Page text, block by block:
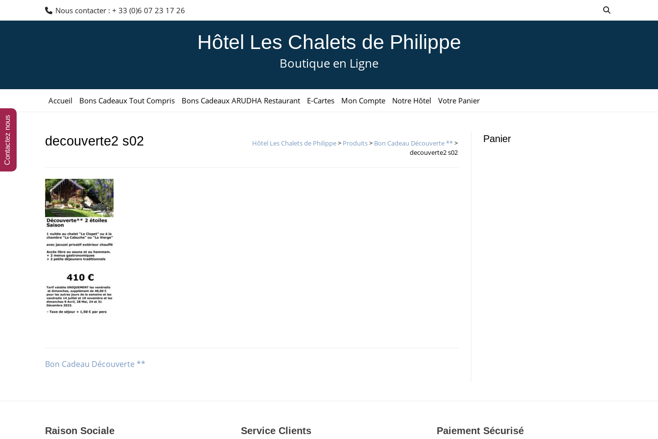
Nous contacter : + 33 (0)6 07 23 17 26
Hôtel Les Chalets de Philippe
Boutique en Ligne
Accueil Bons Cadeaux Tout Compris Bons Cadeaux ARUDHA Restaurant E-Cartes Mon Compte Notre Hôtel Votre Panier
decouverte2 s02 Hôtel Les Chalets de Philippe> Produits> Bon Cadeau Découverte **>
decouverte2 s02
Navigation
Bon Cadeau Découverte **
Panier
Raison Sociale Service Clients Paiement Sécurisé
Contactez nous